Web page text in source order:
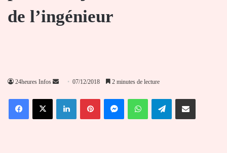
de l’ingénieur
24heures Infos
Envoyer
courriel
07/12/2018 2 minutes de lecture
FacebookX LinkedinPinterestMessengerWhatsAppTelegramPartager par email